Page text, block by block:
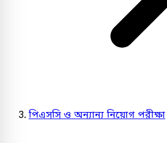
পিএসসি ও অন্যান্য নিয়োগ পরীক্ষা